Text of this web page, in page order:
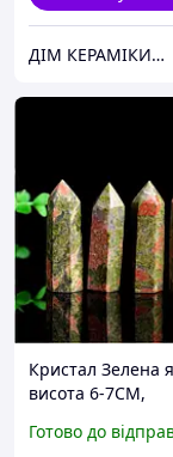
ДІМ КЕРАМІКИ Shostak
Кристал Зелена
висота 6-7СМ,
кристали та
Готово до